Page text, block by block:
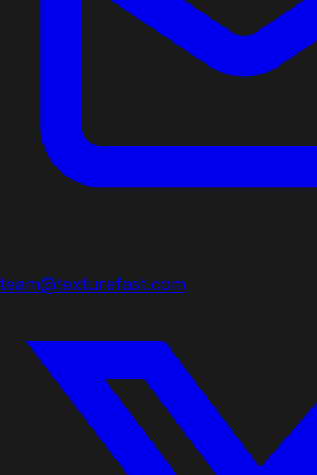
team@texturefast.com